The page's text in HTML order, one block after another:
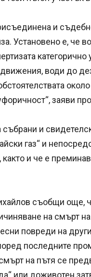
и
Установено е, че
води до
заяви
и
газ“ и
и че е
съобщи още,
на смърт на
повреди на
последните
на пътя се